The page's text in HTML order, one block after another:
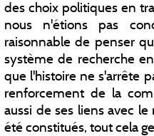
des choix politiques en
nous n'étions pas
raisonnable de penser
système de recherche
que l'histoire ne s'arrête
renforcement de la
aussi de ses liens avec
été constitués, tout cela